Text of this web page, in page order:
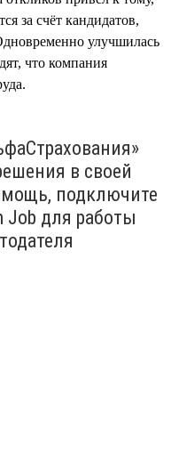
за счёт кандидатов,
улучшилась
что компания
в своей
подключите
Job для работы